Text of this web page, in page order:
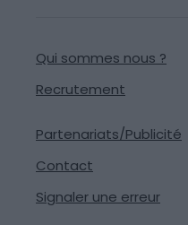
Qui sommes nous ?
Recrutement
Partenariats/Publicité
Contact
Signaler une erreur